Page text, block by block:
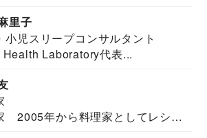
里子
小児スリープコンサルタント
Laboratory代表...
2005年から料理家としてレシピ